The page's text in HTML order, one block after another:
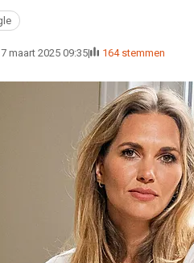
7 maart 2025 09:35 164 stemmen